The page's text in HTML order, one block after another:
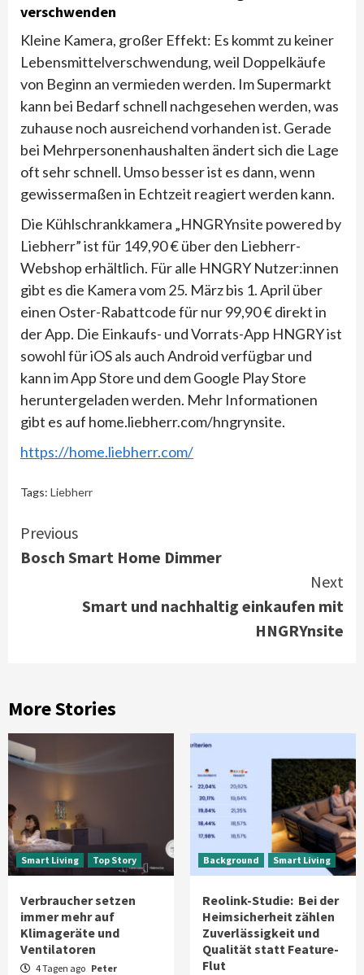
verschwenden
Kleine Kamera, großer Effekt: Es kommt zu keiner
Lebensmittelverschwendung, weil Doppelkäufe
von Beginn an vermieden werden. Im Supermarkt
kann bei Bedarf schnell nachgesehen werden, was
zuhause noch ausreichend vorhanden ist. Gerade
bei Mehrpersonenhaushalten ändert sich die Lage
oft sehr schnell. Umso besser ist es dann, wenn
gewissermaßen in Echtzeit reagiert werden kann.
Die Kühlschrankkamera „HNGRYnsite powered by
Liebherr” ist für 149,90 € über den Liebherr-
Webshop erhältlich. Für alle HNGRY Nutzer:innen
gibt es die Kamera vom 25. März bis 1. April über
einen Oster-Rabattcode für nur 99,90 € direkt in
der App. Die Einkaufs- und Vorrats-App HNGRY ist
sowohl für iOS als auch Android verfügbar und
kann im App Store und dem Google Play Store
heruntergeladen werden. Mehr Informationen
gibt es auf home.liebherr.com/hngrynsite.
https://home.liebherr.com/
Tags: Liebherr
Continue
Reading
Previous
Bosch Smart Home Dimmer
Next
Smart und nachhaltig einkaufen mit
HNGRYnsite
More Stories
Smart Living Top Story
Verbraucher setzen
immer mehr auf
Klimageräte und
Ventilatoren
4 Tagen ago Peter
Background Smart Living
Reolink-Studie: Bei der
Heimsicherheit zählen
Zuverlässigkeit und
Qualität statt Feature-
Flut